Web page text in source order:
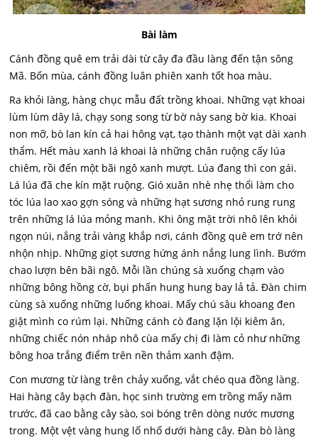
Bài làm
Cánh đồng quê em trải dài từ cây đa đầu làng đến tận sông
Mã. Bốn mùa, cánh đồng luân phiên xanh tốt hoa màu.
Ra khỏi làng, hàng chục mẫu đất trồng khoai. Những vạt khoai
lùm lùm dây lá, chạy song song từ bờ này sang bờ kia. Khoai
non mỡ, bò lan kín cả hai hông vạt, tạo thành một vạt dài xanh
thẩm. Hết màu xanh lá khoai là những chân ruộng cấy lúa
chiêm, rồi đến một bãi ngô xanh mượt. Lúa đang thì con gái.
Lá lúa đã che kín mặt ruộng. Gió xuân nhè nhẹ thổi làm cho
tóc lúa lao xao gợn sóng và những hạt sương nhỏ rung rung
trên những lá lúa mỏng manh. Khi ông mặt trời nhô lên khỏi
ngọn núi, nắng trải vàng khắp nơi, cánh đồng quê em trớ nên
nhộn nhịp. Những giọt sương hứng ánh nắng lung lình. Bướm
chao lượn bên bãi ngô. Mỗi lần chúng sà xuống chạm vào
những bông hồng cờ, bụi phấn hung hung bay lả tả. Đàn chim
cùng sà xuống những luống khoai. Mấy chú sâu khoang đen
giật mình co rúm lại. Những cánh cò đang lặn lội kiêm ăn,
những chiếc nón nháp nhô cùa mấy chị đi làm cỏ như những
bông hoa trắng điểm trên nền thảm xanh đậm.
Con mương từ làng trên chảy xuống, vắt chéo qua đồng làng.
Hai hàng cây bạch đàn, học sinh trường em trồng mấy năm
trước, đã cao bằng cây sào, soi bóng trên dòng nước mương
trong. Một vệt vàng hung lố nhố dưới hàng cây. Đàn bò làng